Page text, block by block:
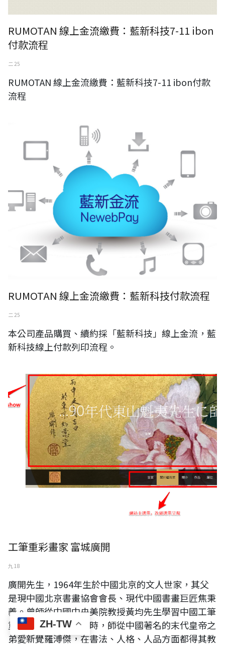
ZH-TW
RUMOTAN 線上金流繳費：藍新科技7-11 ibon
付款流程
二 25
RUMOTAN 線上金流繳費：藍新科技7-11 ibon付款
流程
RUMOTAN 線上金流繳費：藍新科技付款流程
RUMOTAN 線上金流繳費：藍新科技付款流程
二 25
本公司產品購買、續約採「藍新科技」線上金流，藍
新科技線上付款列印流程。
工笔重彩画家 富城广开
工筆重彩畫家 富城廣開
九 18
廣開先生，1964年生於中國北京的文人世家，其父
是現中國北京書畫協會會長、現代中國書畫巨匠焦秉
義。曾師從中國中央美院教授黃均先生學習中國工筆
重彩畫基礎。與此同時，師從中國著名的末代皇帝之
弟愛新覺羅溥傑，在書法、人格、人品方面都得其教